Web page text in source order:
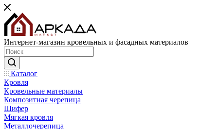
Интернет-магазин кровельных и фасадных материалов
Каталог
Кровля
Кровельные материалы
Композитная черепица
Шифер
Мягкая кровля
Металлочерепица